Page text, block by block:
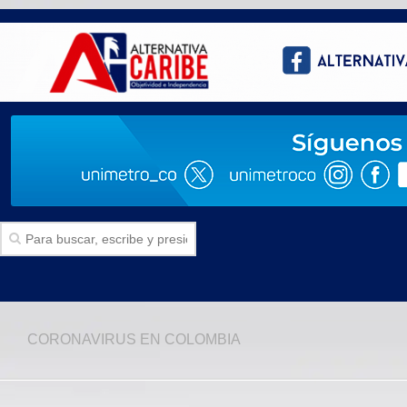
Politica
CORONAVIRUS EN COLOMBIA